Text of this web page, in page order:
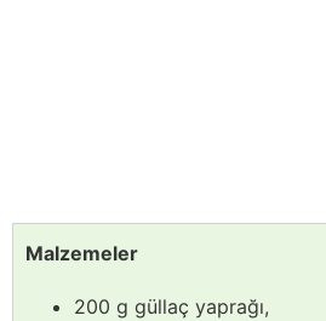
Malzemeler
200 g güllaç yaprağı,